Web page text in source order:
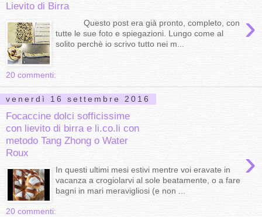
Lievito di Birra
›
Questo post era già pronto, completo, con
tutte le sue foto e spiegazioni. Lungo come al
solito perchè io scrivo tutto nei m...
20 commenti:
venerdì 16 settembre 2016
Focaccine dolci sofficissime
con lievito di birra e li.co.li con
metodo Tang Zhong o Water
Roux
›
In questi ultimi mesi estivi mentre voi eravate in
vacanza a crogiolarvi al sole beatamente, o a fare
bagni in mari meravigliosi (e non ...
20 commenti: